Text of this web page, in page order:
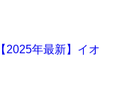
2025年最新】イオ